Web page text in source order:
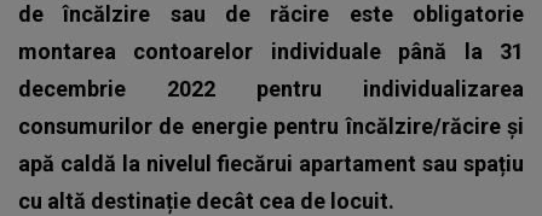
de încălzire sau de răcire este obligatorie
montarea contoarelor individuale până la 31
decembrie 2022 pentru individualizarea
consumurilor de energie pentru încălzire/răcire și
apă caldă la nivelul fiecărui apartament sau spațiu
cu altă destinație decât cea de locuit.